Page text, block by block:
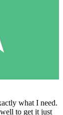
what I need.
to get it just